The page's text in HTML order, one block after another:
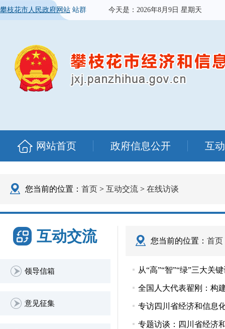
攀枝花市人民政府网站 站群 今天是： 2026年8月9日 星期天
网站首页 政府信息公开 互
您当前的位置： 首页 > 互动交流 > 在线访谈
互动交流
领导信箱
意见征集
您当前的位置： 首页
从“高”“智”“绿”三大关
全国人大代表翟刚：构
专访四川省经济和信息
专题访谈：四川省经济